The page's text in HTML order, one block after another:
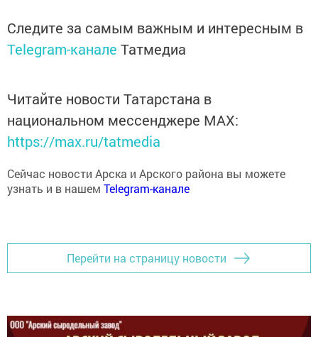
Telegram-каналеТатмедиа
национальном мессенджере MАХ:
https://max.ru/tatmedia
Сейчас новости Арска и Арского района вы можете
узнать и в нашемTelegram-канале